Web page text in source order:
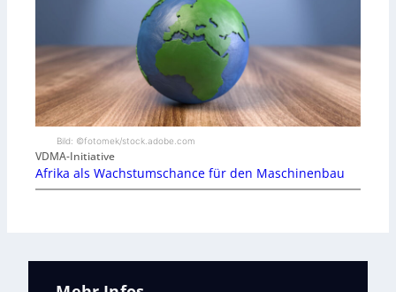
Bild: ©fotomek/stock.adobe.com
VDMA-Initiative
Afrika als Wachstumschance für den Maschinenbau